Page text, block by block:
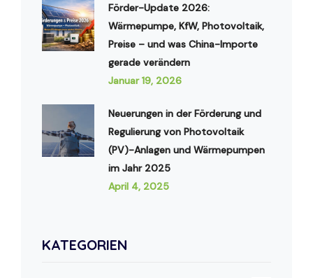
Förder-Update 2026:
Wärmepumpe, KfW, Photovoltaik,
Preise – und was China-Importe
gerade verändern
Januar 19, 2026
Neuerungen in der Förderung und
Regulierung von Photovoltaik
(PV)-Anlagen und Wärmepumpen
im Jahr 2025
April 4, 2025
KATEGORIEN